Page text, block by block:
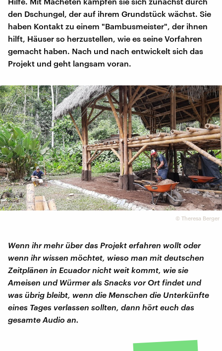
den Dschungel, der auf ihrem Grundstück wächst. Sie
haben Kontakt zu einem "Bambusmeister", der ihnen
hilft, Häuser so herzustellen, wie es seine Vorfahren
gemacht haben. Nach und nach entwickelt sich das
Projekt und geht langsam voran.
© Theresa Berger
Wenn ihr mehr über das Projekt erfahren wollt oder
wenn ihr wissen möchtet, wieso man mit deutschen
Zeitplänen in Ecuador nicht weit kommt, wie sie
Ameisen und Würmer als Snacks vor Ort findet und
was übrig bleibt, wenn die Menschen die Unterkünfte
eines Tages verlassen sollten, dann hört euch das
gesamte Audio an.